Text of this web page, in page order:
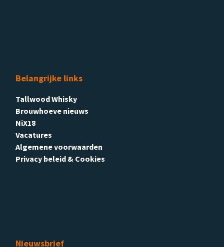
Belangrijke links
Tallwood Whisky
Brouwhoeve nieuws
NiX18
Vacatures
Algemene voorwaarden
Privacy beleid & Cookies
Nieuwsbrief